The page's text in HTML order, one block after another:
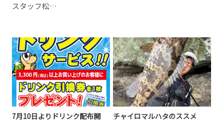
スタッフ松…
7月10日よりドリンク配布開
チャイロマルハタのススメ